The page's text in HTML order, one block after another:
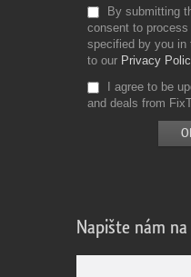
By submitting
consent to
specified by you in
to our Privacy
I agree to be
and deals from
Napište nám